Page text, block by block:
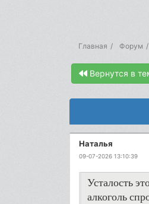
Главная Форум
Вернутся в
Наталья
09-07-2026 13:10:39
Усталость
алкоголь